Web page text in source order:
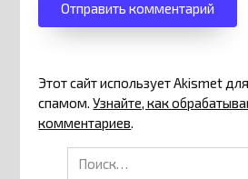
Этот сайт использует Akismet
спамом.Узнайте, как
комментариев.
Search